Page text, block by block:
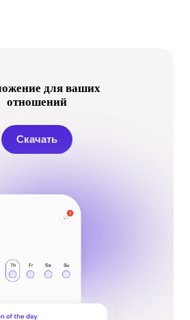
для ваших
отношений
Скачать